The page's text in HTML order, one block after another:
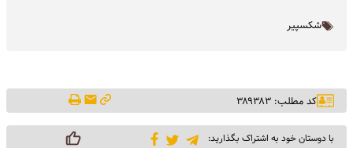
شکسپیر
کد مطلب: ۳۸۹۳۸۳
با دوستان خود به اشتراک بگذارید: